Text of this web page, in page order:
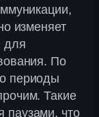
изменяет
для
По
периоды
Такие
паузами, что